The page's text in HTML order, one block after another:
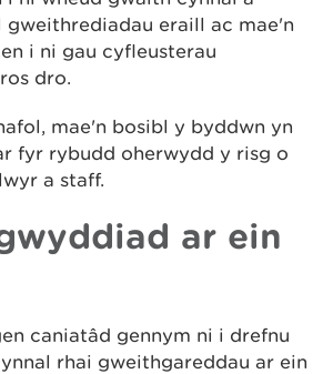
gweithrediadau eraill ac mae'n
i ni gau cyfleusterau
dro.
mae'n bosibl y byddwn yn
fyr rybudd oherwydd y risg o
a staff.
ar ein
caniatâd gennym ni i drefnu
rhai gweithgareddau ar ein